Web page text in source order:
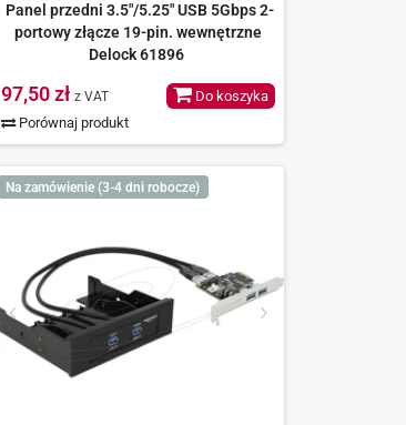
Panel przedni 3.5"/5.25" USB 5Gbps 2-
portowy złącze 19-pin. wewnętrzne
Delock 61896
97,50 zł z VAT
Porównaj produkt
Do koszyka
Na zamówienie (3-4 dni robocze)